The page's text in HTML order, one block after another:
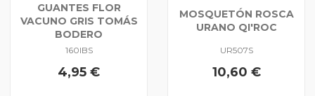
GUANTES FLOR
VACUNO GRIS TOMÁS
BODERO
160IBS
4,95 €
MOSQUETÓN ROSCA
URANO QI'ROC
UR507S
10,60 €